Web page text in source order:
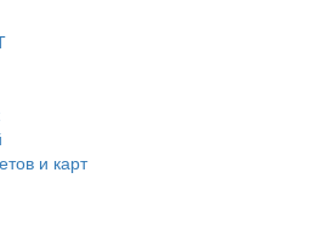
и карт